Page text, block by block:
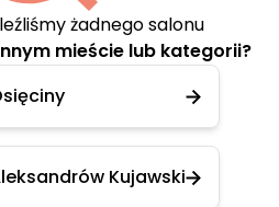
żadnego salonu
mieście lub kategorii?
Kujawski